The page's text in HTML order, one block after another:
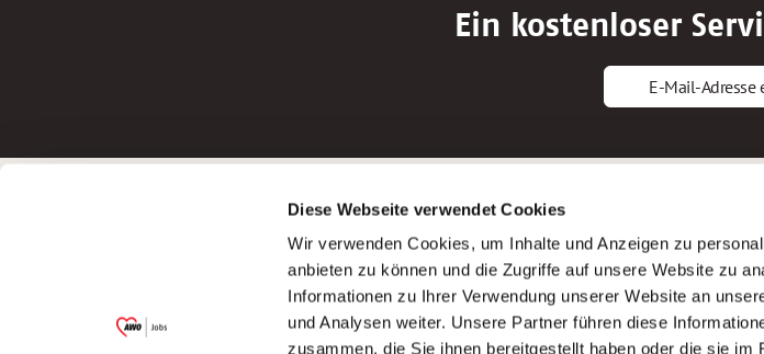
Diese Webseite verwendet Cookies
Wir verwenden Cookies, um Inhalte und Anzeigen zu
anbieten zu können und die Zugriffe auf unsere Website zu
Informationen zu Ihrer Verwendung unserer Website an
und Analysen weiter. Unsere Partner führen diese
zusammen, die Sie ihnen bereitgestellt haben oder die sie im
Ein kostenloser
E-Mail-Adresse
Garitz Bewirtschaftungsbetriebe GmbH
(Ein Tochterunternehmen des AWO
Bezirksverbandes Unterfranken e.V.)
Bewerbungstipps
Bewerbung als Altenpfleger*in
Bewerbung als Krankenpfleger*in
Bewerbung als Altenpflegehelfer*in
Bewerbung als Erzieher*in